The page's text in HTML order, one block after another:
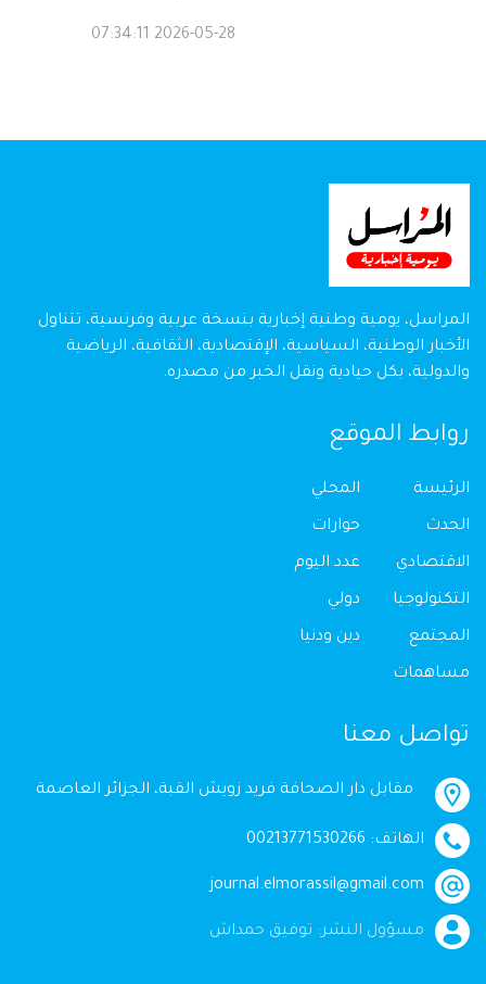
2026-05-28 07:34:11
المراسل، يومية وطنية إخبارية بنسخة عربية وفرنسية، تتناول
الأخبار الوطنية، السياسية، الإقتصادية، الثقافية، الرياضية
والدولية، بكل حيادية ونقل الخبر من مصدره.
روابط الموقع
الرئيسة
الحدث
الاقتصادي
التكنولوجيا
المجتمع
مساهمات
المحلي
حوارات
عدد اليوم
دولي
دين ودنيا
تواصل معنا
مقابل دار الصحافة فريد زويش القبة، الجزائر العاصمة
الهاتف: 00213771530266
journal.elmorassil@gmail.com
مسؤول النشر: توفيق حمداش